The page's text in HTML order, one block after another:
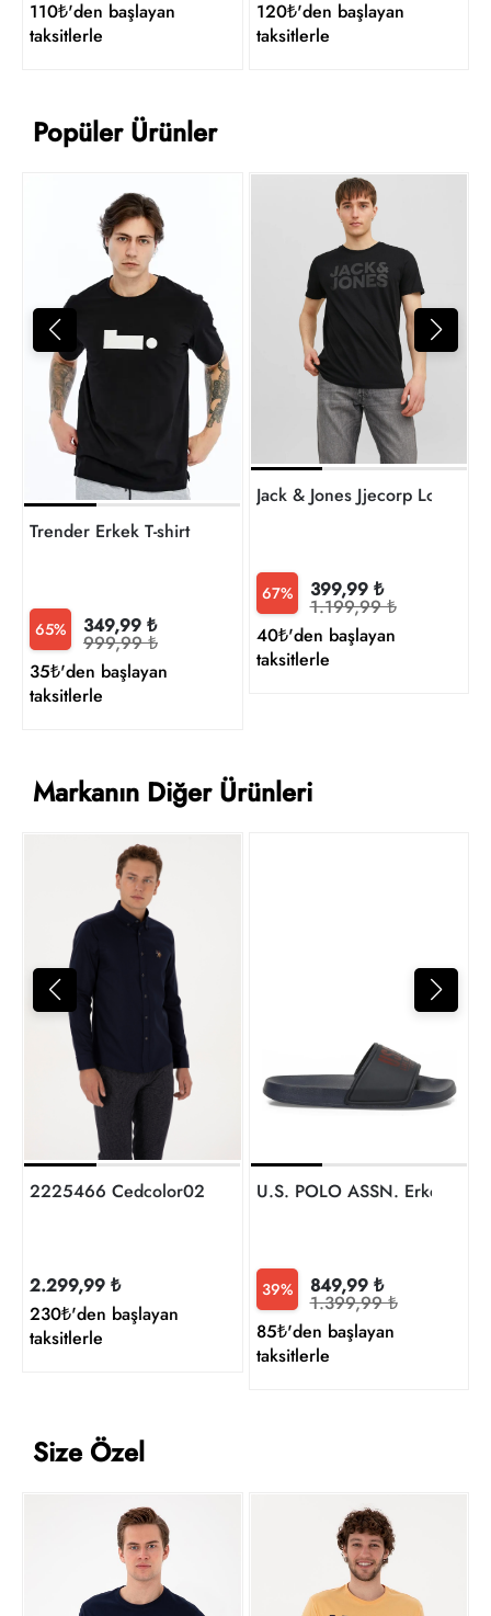
110₺'den başlayan
taksitlerle
120₺'den başlayan
taksitlerle
Popüler Ürünler
Trender Erkek T-shirt
65% 349,99 ₺
999,99 ₺
35₺'den başlayan
taksitlerle
67% 399,99 ₺
1.199,99 ₺
40₺'den başlayan
taksitlerle
Markanın Diğer Ürünleri
2225466 Cedcolor025K U.S Polo Assn. Erkek Uzun Kol
2.299,99 ₺
230₺'den başlayan
taksitlerle
U.S. POLO ASSN. Erkek
39% 849,99 ₺
1.399,99 ₺
85₺'den başlayan
taksitlerle
Size Özel